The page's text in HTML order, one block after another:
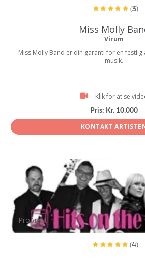
(3)
Miss Molly
Virum
Miss Molly Band er din garanti for en
musik.
Klik for at se
Pris: Kr. 10.000
KONTAKT
ProArtist
(4)